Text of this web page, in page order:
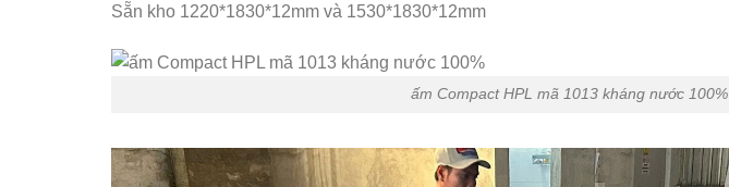
Sẵn kho 1220*1830*12mm và 1530*1830*12mm
ấm Compact HPL mã 1013 kháng nước 100%